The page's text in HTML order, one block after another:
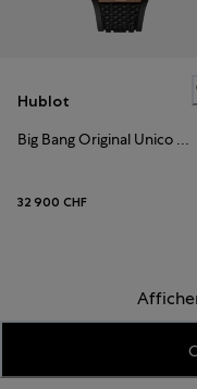
Hublot
Big Bang Original Unico King Gold
32 900 CHF